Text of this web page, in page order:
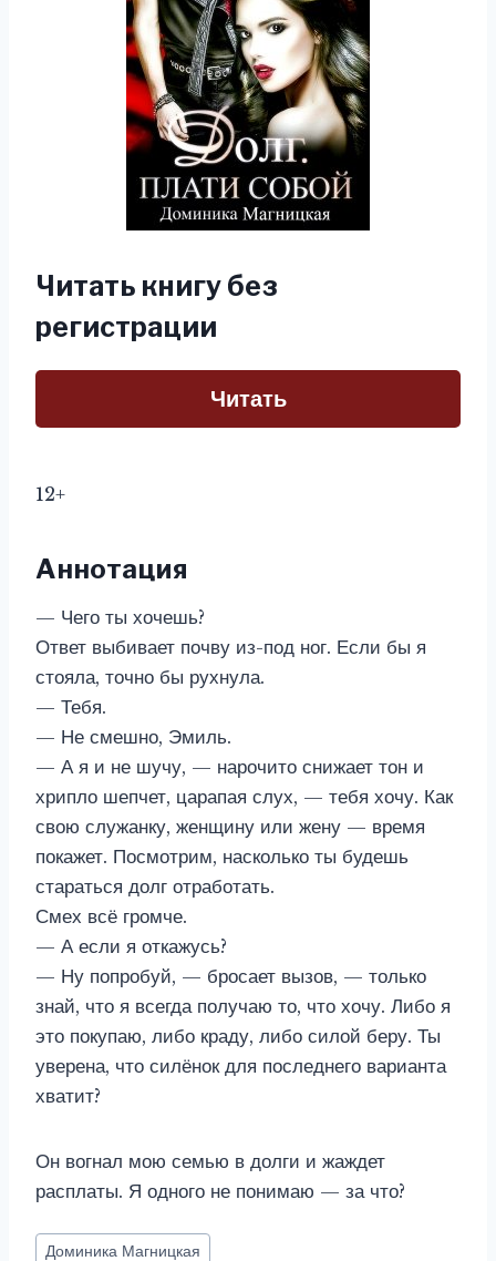
Читать книгу без
регистрации
Читать
12+
Аннотация
— Чего ты хочешь?
Ответ выбивает почву из-под ног. Если бы я
стояла, точно бы рухнула.
— Тебя.
— Не смешно, Эмиль.
— А я и не шучу, — нарочито снижает тон и
хрипло шепчет, царапая слух, — тебя хочу. Как
свою служанку, женщину или жену — время
покажет. Посмотрим, насколько ты будешь
стараться долг отработать.
Смех всё громче.
— А если я откажусь?
— Ну попробуй, — бросает вызов, — только
знай, что я всегда получаю то, что хочу. Либо я
это покупаю, либо краду, либо силой беру. Ты
уверена, что силёнок для последнего варианта
хватит?
Он вогнал мою семью в долги и жаждет
расплаты. Я одного не понимаю — за что?
Метки
Доминика Магницкая